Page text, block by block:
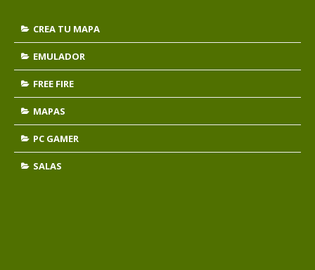
CREA TU MAPA
EMULADOR
FREE FIRE
MAPAS
PC GAMER
SALAS